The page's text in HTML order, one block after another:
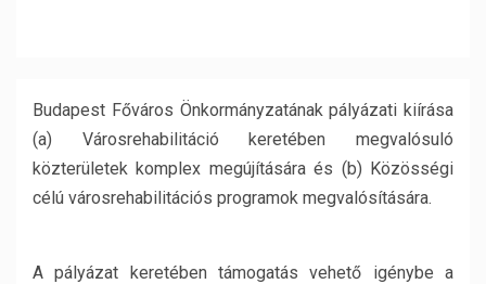
Budapest Főváros Önkormányzatának pályázati kiírása
(a) Városrehabilitáció keretében megvalósuló
közterületek komplex megújítására és (b) Közösségi
célú városrehabilitációs programok megvalósítására.
A pályázat keretében támogatás vehető igénybe a